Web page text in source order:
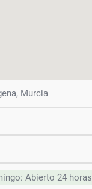
Murcia
Abierto 24 horas